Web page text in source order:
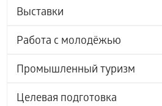
Выставки
Работа с молодёжью
Промышленный туризм
Целевая подготовка